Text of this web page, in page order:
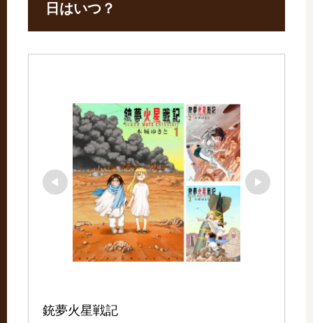
日はいつ？
銃夢火星戦記